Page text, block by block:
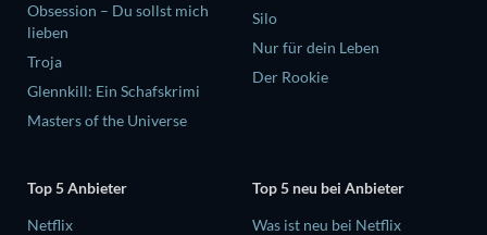
Obsession – Du sollst mich
lieben
Troja
Glennkill: Ein Schafskrimi
Masters of the Universe
Silo
Nur für dein Leben
Der Rookie
Top 5 Anbieter
Netflix
Top 5 neu bei Anbieter
Was ist neu bei Netflix